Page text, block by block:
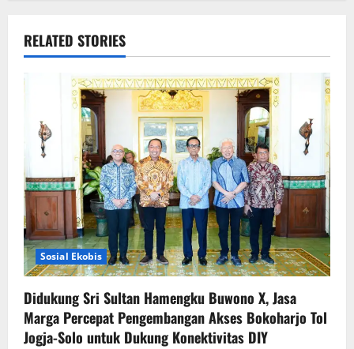
v
i
t
i
o
n
RELATED STORIES
Sosial Ekobis
Didukung Sri Sultan Hamengku Buwono X, Jasa
Marga Percepat Pengembangan Akses Bokoharjo Tol
Jogja-Solo untuk Dukung Konektivitas DIY